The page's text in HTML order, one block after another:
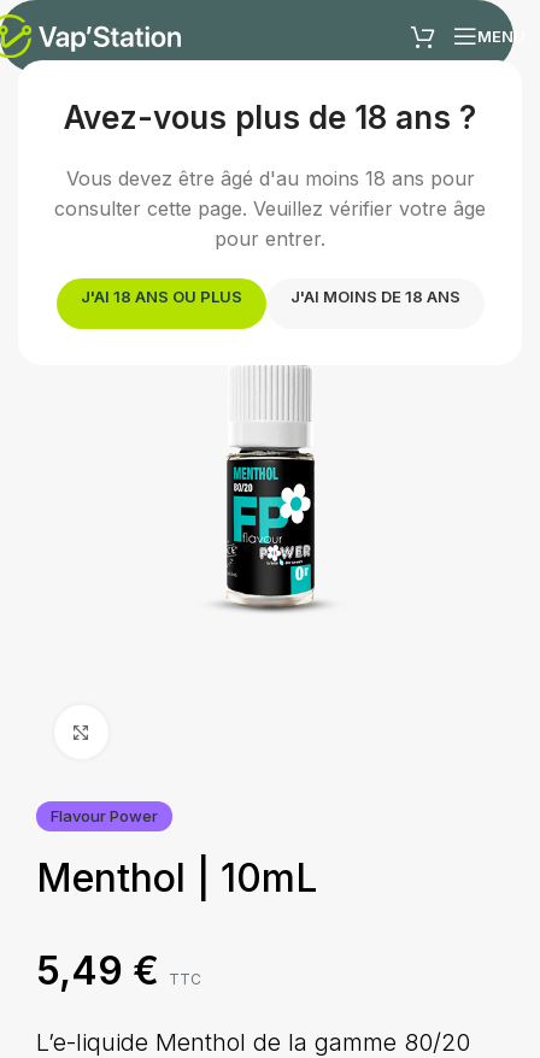
Avez-vous plus de 18 ans ?
Vous devez être âgé d'au moins 18 ans pour
consulter cette page. Veuillez vérifier votre âge
pour entrer.
J'AI 18 ANS OU PLUS J'AI MOINS DE 18 ANS
MENU
Accueil /E-liquides/E-liquide classic
Flavour Power
Menthol | 10mL
5,49 € TTC
L’e-liquide Menthol de la gamme 80/20